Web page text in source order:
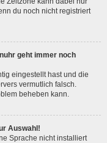
du noch nicht registriert
geht immer noch
eingestellt hast und die
vermutlich falsch.
beheben kann.
Auswahl!
Sprache nicht installiert